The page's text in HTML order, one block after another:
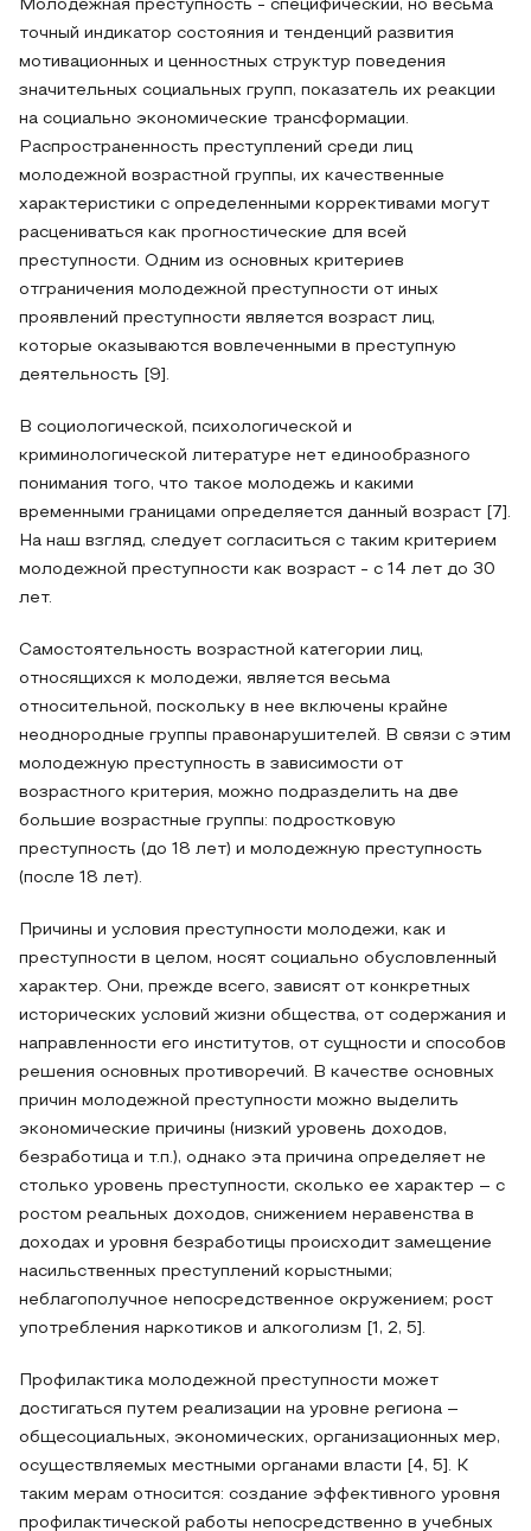
Молодежная преступность - специфический, но весьма
точный индикатор состояния и тенденций развития
мотивационных и ценностных структур поведения
значительных социальных групп, показатель их реакции
на социально экономические трансформации.
Распространенность преступлений среди лиц
молодежной возрастной группы, их качественные
характеристики с определенными коррективами могут
расцениваться как прогностические для всей
преступности. Одним из основных критериев
отграничения молодежной преступности от иных
проявлений преступности является возраст лиц,
которые оказываются вовлеченными в преступную
деятельность [9].
В социологической, психологической и
криминологической литературе нет единообразного
понимания того, что такое молодежь и какими
временными границами определяется данный возраст [7].
На наш взгляд, следует согласиться с таким критерием
молодежной преступности как возраст - с 14 лет до 30
лет.
Самостоятельность возрастной категории лиц,
относящихся к молодежи, является весьма
относительной, поскольку в нее включены крайне
неоднородные группы правонарушителей. В связи с этим
молодежную преступность в зависимости от
возрастного критерия, можно подразделить на две
большие возрастные группы: подростковую
преступность (до 18 лет) и молодежную преступность
(после 18 лет).
Причины и условия преступности молодежи, как и
преступности в целом, носят социально обусловленный
характер. Они, прежде всего, зависят от конкретных
исторических условий жизни общества, от содержания и
направленности его институтов, от сущности и способов
решения основных противоречий. В качестве основных
причин молодежной преступности можно выделить
экономические причины (низкий уровень доходов,
безработица и т.п.), однако эта причина определяет не
столько уровень преступности, сколько ее характер – с
ростом реальных доходов, снижением неравенства в
доходах и уровня безработицы происходит замещение
насильственных преступлений корыстными;
неблагополучное непосредственное окружением; рост
употребления наркотиков и алкоголизм [1, 2, 5].
Профилактика молодежной преступности может
достигаться путем реализации на уровне региона –
общесоциальных, экономических, организационных мер,
осуществляемых местными органами власти [4, 5]. К
таким мерам относится: создание эффективного уровня
профилактической работы непосредственно в учебных